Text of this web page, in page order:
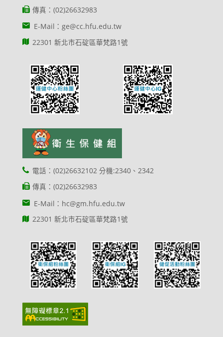
傳真：(02)26632983
E-Mail：ge@cc.hfu.edu.tw
22301 新北市石碇區華梵路1號
電話：(02)26632102 分機:2340、2342
傳真：(02)26632983
E-Mail：hc@gm.hfu.edu.tw
22301 新北市石碇區華梵路1號